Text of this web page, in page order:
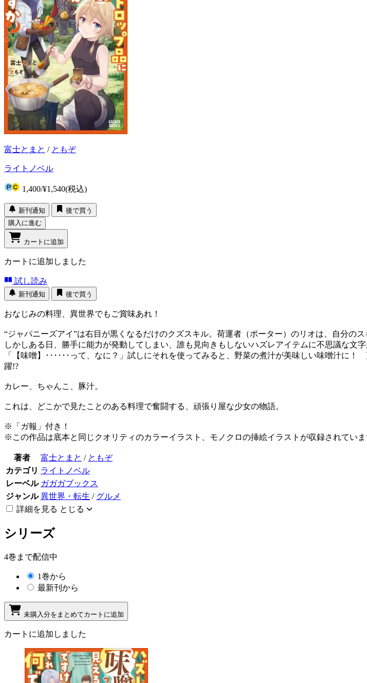
富士とまと / ともぞ
ライトノベル
1,400/¥1,540(税込)
新刊通知
後で買う
購入に進む
カートに追加
カートに追加しました
試し読み
新刊通知 後で買う
おなじみの料理、異世界でもご賞味あれ！
“ジャパニーズアイ”は右目が黒くなるだけのクズスキル。荷運者（ポーター）のリオは、自分のス
しかしある日、勝手に能力が発動してしまい、誰も見向きもしないハズレアイテムに不思議な文字
「【味噌】･･････って、なに？」試しにそれを使ってみると、野菜の煮汁が美味しい味噌汁に
躍!?
カレー、ちゃんこ、豚汁。
これは、どこかで見たことのある料理で奮闘する、頑張り屋な少女の物語。
※「ガ報」付き！
※この作品は底本と同じクオリティのカラーイラスト、モノクロの挿絵イラストが収録されていま
著者 富士とまと / ともぞ
カテゴリ ライトノベル
レーベル ガガガブックス
ジャンル 異世界・転生 / グルメ
詳細を見る とじる
シリーズ
4巻まで配信中
1巻から
最新刊から
未購入分をまとめてカートに追加
カートに追加しました